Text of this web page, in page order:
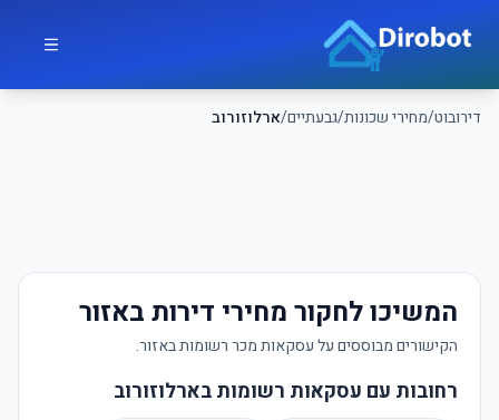
דירובוט/מחירי שכונות/גבעתיים/ארלוזורוב
דירובוט
המשיכו לחקור מחירי דירות באזור
הקישורים מבוססים על עסקאות מכר רשומות באזור.
רחובות עם עסקאות רשומות בארלוזורוב